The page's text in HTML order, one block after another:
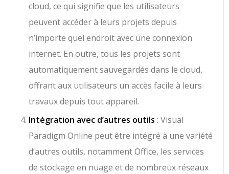
cloud, ce qui signifie que les utilisateurs
peuvent accéder à leurs projets depuis
n’importe quel endroit avec une connexion
internet. En outre, tous les projets sont
automatiquement sauvegardés dans le cloud,
offrant aux utilisateurs un accès facile à leurs
travaux depuis tout appareil.
Intégration avec d’autres outils : Visual
Paradigm Online peut être intégré à une variété
d’autres outils, notamment Office, les services
de stockage en nuage et de nombreux réseaux